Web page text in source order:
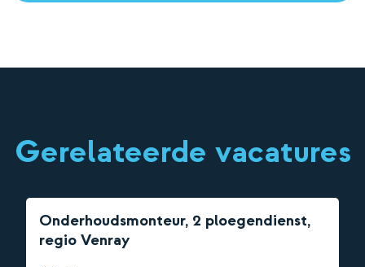
Gerelateerde vacatures
Onderhoudsmonteur, 2 ploegendienst,
regio Venray